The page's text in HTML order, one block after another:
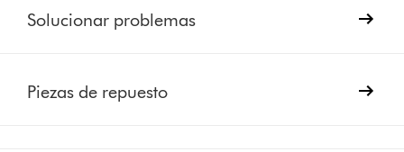
Solucionar problemas
Piezas de repuesto